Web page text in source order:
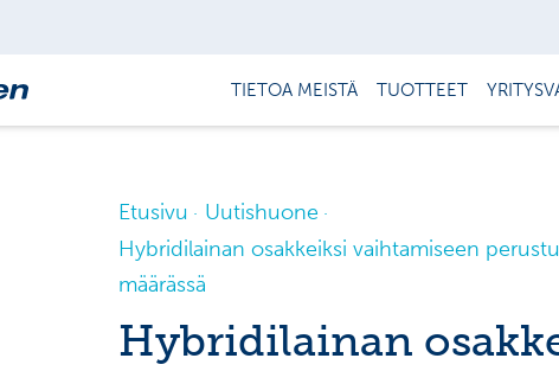
TIETOA MEISTÄ TUOTTEET
Etusivu
Uutishuone
Hybridilainan osakkeiksi vaihtamiseen
määrässä
Hybridilainan